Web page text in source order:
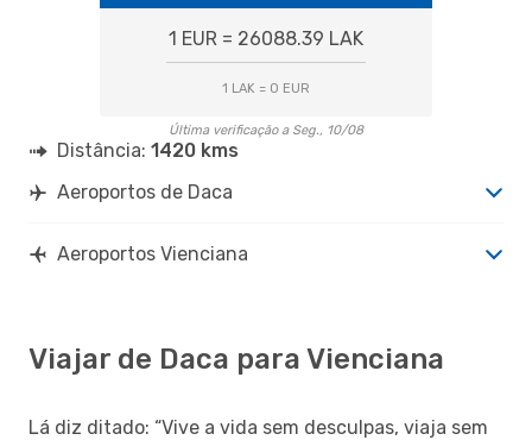
1 EUR = 26088.39 LAK
1 LAK = 0 EUR
Última verificação a Seg., 10/08
Distância: 1420 kms
Aeroportos de Daca
Aeroportos Vienciana
Viajar de Daca para Vienciana
Lá diz ditado: “Vive a vida sem desculpas, viaja sem